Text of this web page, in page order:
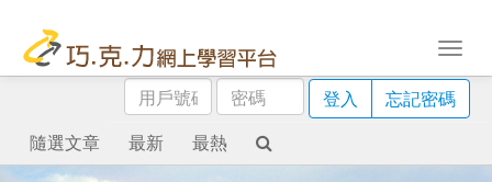
用
戶
號
碼
密
碼
登入
忘記密碼
隨選文章
最新 最熱